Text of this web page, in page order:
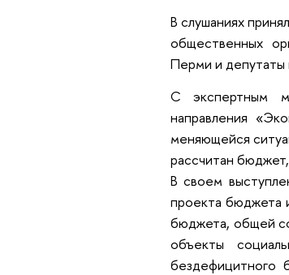
В слушаниях
общественных
Перми и
С экспертным
направления
меняющейся
рассчитан
В своем
проекта бюджета
бюджета, общей
объекты
бездефицитного